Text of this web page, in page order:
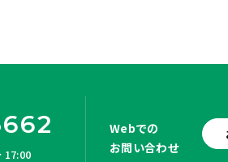
17:00
Webでの
お問い合わせ